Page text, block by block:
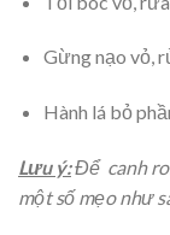
Gừng nạo vỏ,
Hành lá bỏ
Lưu ý:Để canh
một số mẹo như